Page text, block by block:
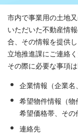
市内で事業用の土地
いただいた不動産情
合、その情報を提供
立地推進課にご連絡く
その際に必要な事項
企業情報（企業名
希望物件情報（物
希望価格帯、その
連絡先